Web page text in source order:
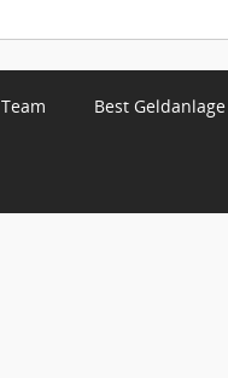
Team Best Geldanlage